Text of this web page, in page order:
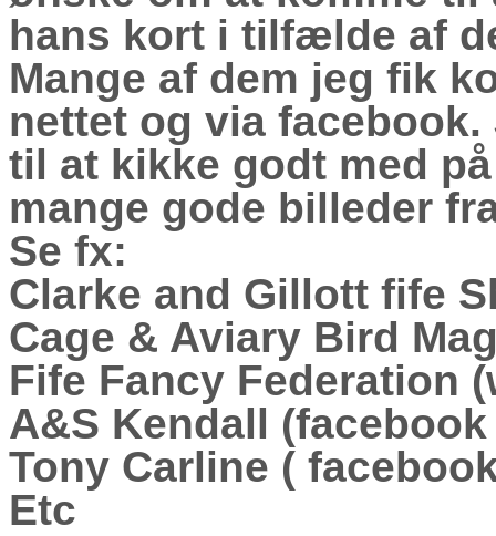
hans kort i tilfælde af
Mange af dem jeg fik
nettet og via
til at kikke godt med
mange gode billeder
Se fx:
Clarke and Gillott fife
Cage & Aviary Bird
Fife Fancy Federation
A&S Kendall
Tony Carline (
Etc